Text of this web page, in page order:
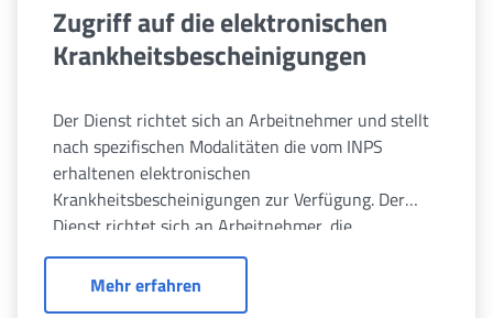
Zugriff auf die elektronischen
Krankheitsbescheinigungen
Der Dienst richtet sich an Arbeitnehmer und stellt
nach spezifischen Modalitäten die vom INPS
erhaltenen elektronischen
Krankheitsbescheinigungen zur Verfügung. Der
Dienst richtet sich an Arbeitnehmer, die
krankheitsbedingt abwesend sind.
Mehr erfahren